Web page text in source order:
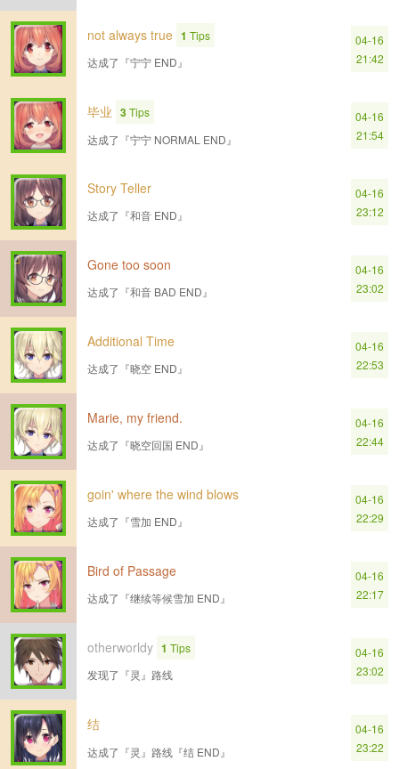
not always true 1 Tips
达成了『宁宁 END』
04-16
21:42
毕业 3Tips
达成了『宁宁 NORMAL END』
04-16
21:54
Story Teller
达成了『和音 END』
04-16
23:12
Gone too soon
达成了『和音 BAD END』
04-16
23:02
Additional Time
达成了『晓空 END』
04-16
22:53
Marie, my friend.
达成了『晓空回国 END』
04-16
22:44
goin' where the wind blows
达成了『雪加 END』
04-16
22:29
Bird of Passage
达成了『继续等候雪加 END』
04-16
22:17
otherworldy 1 Tips
发现了『灵』路线
04-16
23:02
结
达成了『灵』路线『结 END』
04-16
23:22